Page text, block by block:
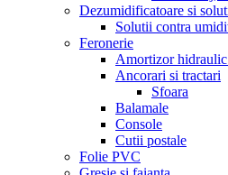
Dezumidificatoare si
Solutii contra
Feronerie
Amortizor hidraulic
Ancorari si tractari
Sfoara
Balamale
Console
Cutii postale
Folie PVC